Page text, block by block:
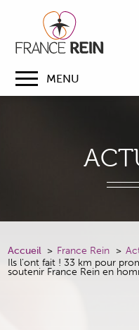
MENU
Accueil France Rein
Ils l'ont fait ! 33 km pour
soutenir France Rein en